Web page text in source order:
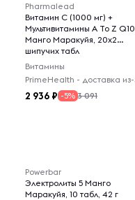
Pharmalead
Витамин С (1000 мг) +
Мультивитамины A To Z Q10
Манго Маракуйя, 20x2
шипучих табл
Витамины
2 936 -5% 3 091
Powerbar
Электролиты 5 Манго
Маракуйя, 10 табл, 42 г